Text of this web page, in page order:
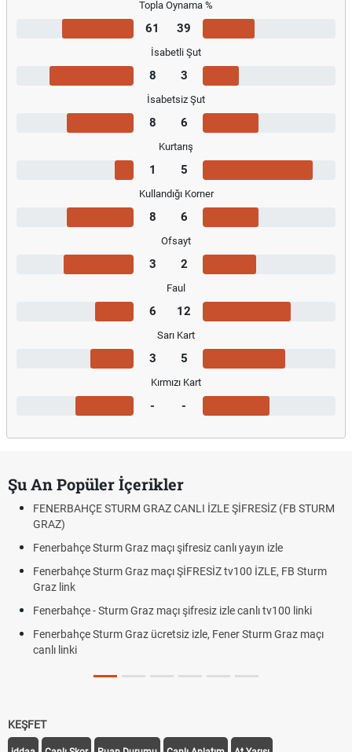
Topla Oynama %
61 39
İsabetli Şut
8 3
İsabetsiz Şut
8 6
Kurtarış
1 5
Kullandığı Korner
8 6
Ofsayt
3 2
Faul
6 12
Sarı Kart
3 5
Kırmızı Kart
- -
Şu An Popüler İçerikler
FENERBAHÇE STURM GRAZ CANLI İZLE ŞİFRESİZ (FB STURM
GRAZ)
Fenerbahçe Sturm Graz maçı şifresiz canlı yayın izle
Fenerbahçe Sturm Graz maçı ŞİFRESİZ tv100 İZLE, FB Sturm
Graz link
Fenerbahçe - Sturm Graz maçı şifresiz izle canlı tv100 linki
Fenerbahçe Sturm Graz ücretsiz izle, Fener Sturm Graz maçı
canlı linki
KEŞFET